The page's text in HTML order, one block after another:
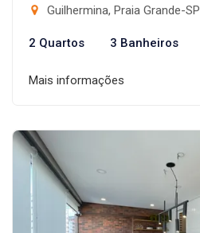
Guilhermina, Praia Grande-SP
2 Quartos 3 Banheiros
Mais informações